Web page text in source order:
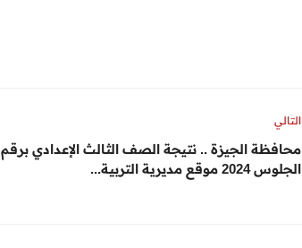
التالي
محافظة الجيزة .. نتيجة الصف الثالث الإعدادي برقم
الجلوس 2024 موقع مديرية التربية...